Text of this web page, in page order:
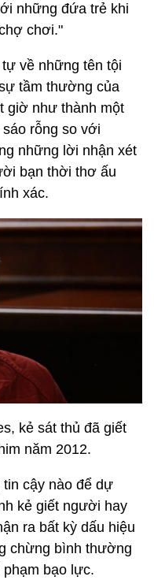
những đứa trẻ khi
chơi."
về những tên tội
tầm thường của
giờ như thành một
rỗng so với
những lời nhận xét
bạn thời thơ ấu
xác.
kẻ sát thủ đã giết
năm 2012.
cậy nào để dự
kẻ giết người hay
ra bất kỳ dấu hiệu
chừng bình thường
bạo lực.